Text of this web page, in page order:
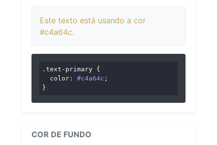
Este texto está usando a cor
#c4a64c.
.text-primary {
color : #c4a64c ;
}
COR DE FUNDO